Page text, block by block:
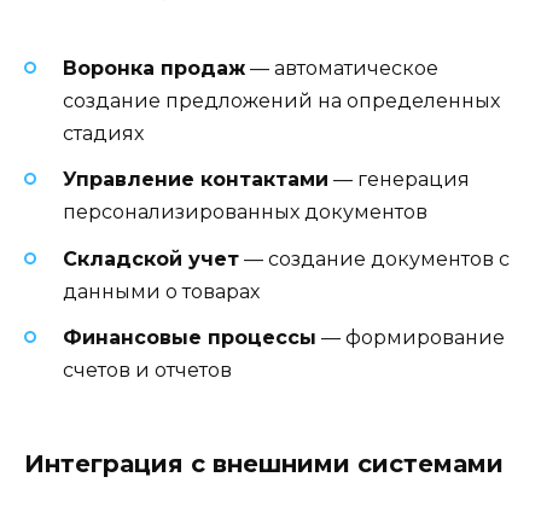
Воронка продаж — автоматическое
создание предложений на определенных
стадиях
Управление контактами — генерация
персонализированных документов
Складской учет — создание документов с
данными о товарах
Финансовые процессы — формирование
счетов и отчетов
Интеграция с внешними системами